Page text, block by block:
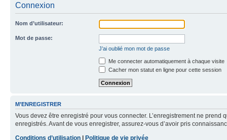
Connexion
Nom d’utilisateur:
Mot de passe:
J’ai oublié mon mot de passe
Me connecter automatiquement à chaque visite
Cacher mon statut en ligne pour cette session
M’ENREGISTRER
Vous devez être enregistré pour vous connecter. L’enregistrement ne
enregistrés. Avant de vous enregistrer, assurez-vous d’avoir pris
Conditions d’utilisation
Politique de vie privée